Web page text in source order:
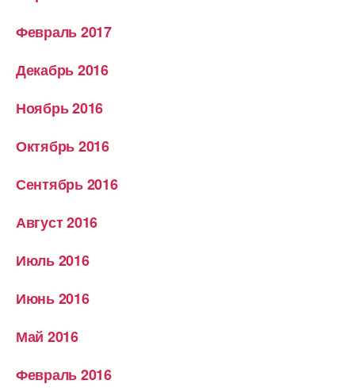
Февраль 2017
Декабрь 2016
Ноябрь 2016
Октябрь 2016
Сентябрь 2016
Август 2016
Июль 2016
Июнь 2016
Май 2016
Февраль 2016